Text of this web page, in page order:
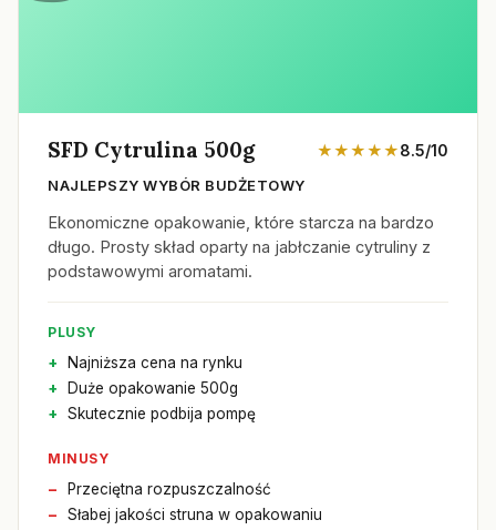
SFD Cytrulina 500g ★★★★★8.5/10
NAJLEPSZY WYBÓR BUDŻETOWY
Ekonomiczne opakowanie, które starcza na bardzo
długo. Prosty skład oparty na jabłczanie cytruliny z
podstawowymi aromatami.
PLUSY
Najniższa cena na rynku
Duże opakowanie 500g
Skutecznie podbija pompę
MINUSY
Przeciętna rozpuszczalność
Słabej jakości struna w opakowaniu